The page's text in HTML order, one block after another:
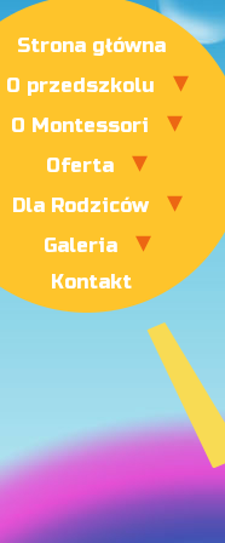
Strona główna
O przedszkolu
O Montessori
Oferta
Dla Rodziców
Galeria
Kontakt